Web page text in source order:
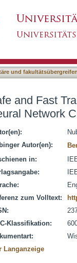
und
and Fast
Network
Autor(en):
in:
zum Volltext:
Klassifikation:
Langanzeige